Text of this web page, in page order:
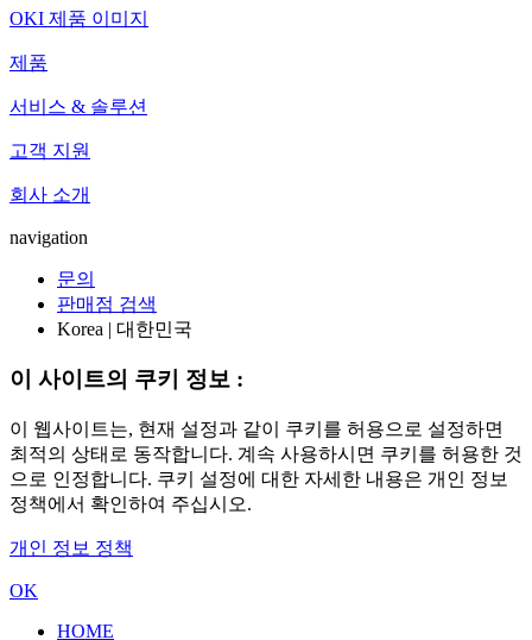
OKI 제품 이미지
제품
서비스 & 솔루션
고객 지원
회사 소개
navigation
문의
판매점 검색
Korea | 대한민국
이 사이트의 쿠키 정보 :
이 웹사이트는, 현재 설정과 같이 쿠키를 허용으로 설정하면
최적의 상태로 동작합니다. 계속 사용하시면 쿠키를 허용한 것
으로 인정합니다. 쿠키 설정에 대한 자세한 내용은 개인 정보
정책에서 확인하여 주십시오.
개인 정보 정책
OK
HOME